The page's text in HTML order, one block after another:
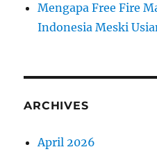
Mengapa Free Fire
Indonesia Meski
ARCHIVES
April 2026